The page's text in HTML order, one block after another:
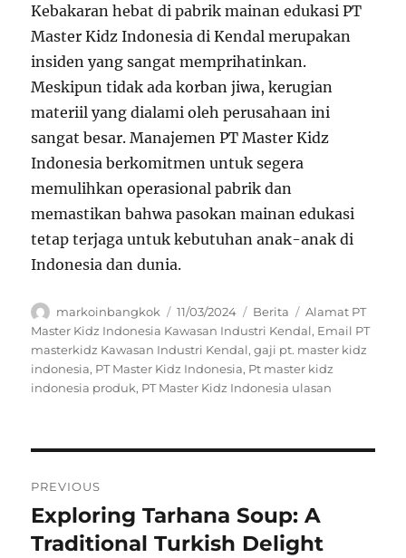
Kebakaran hebat di pabrik mainan edukasi PT
Master Kidz Indonesia di Kendal merupakan
insiden yang sangat memprihatinkan.
Meskipun tidak ada korban jiwa, kerugian
materiil yang dialami oleh perusahaan ini
sangat besar. Manajemen PT Master Kidz
Indonesia berkomitmen untuk segera
memulihkan operasional pabrik dan
memastikan bahwa pasokan mainan edukasi
tetap terjaga untuk kebutuhan anak-anak di
Indonesia dan dunia.
Author
markoinbangkok
Posted
on
11/03/2024 Categories
Berita Tags
Alamat PT
Master Kidz Indonesia Kawasan Industri Kendal, Email PT
masterkidz Kawasan Industri Kendal,gaji pt. master kidz
indonesia, PT Master Kidz Indonesia, Pt master kidz
indonesia produk, PT Master Kidz Indonesia ulasan
pos
PREVIOUS
Previous
post:
Exploring Tarhana Soup: A
Traditional Turkish Delight